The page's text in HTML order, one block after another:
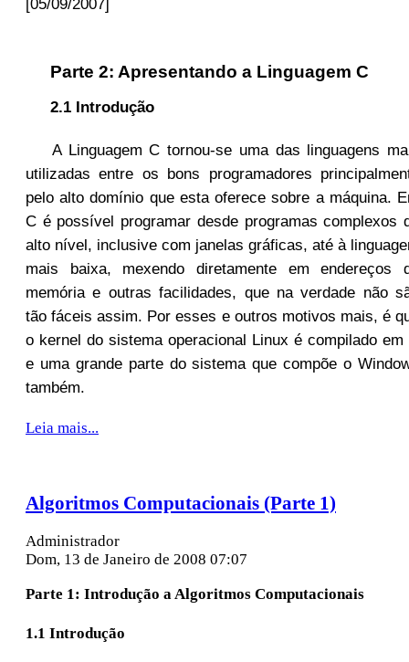
Parte 2: Apresentando a Linguagem C
2.1 Introdução
A Linguagem C tornou-se uma das linguagens
utilizadas entre os bons programadores
pelo alto domínio que esta oferece sobre a máquina.
C é possível programar desde programas complexos
alto nível, inclusive com janelas gráficas, até à
mais baixa, mexendo diretamente em endereços
memória e outras facilidades, que na verdade não
tão fáceis assim. Por esses e outros motivos mais, é
o kernel do sistema operacional Linux é compilado em
e uma grande parte do sistema que compõe o
também.
Leia mais...
Algoritmos Computacionais (Parte 1)
Administrador
Dom, 13 de Janeiro de 2008 07:07
Parte 1: Introdução a Algoritmos Computacionais
1.1 Introdução